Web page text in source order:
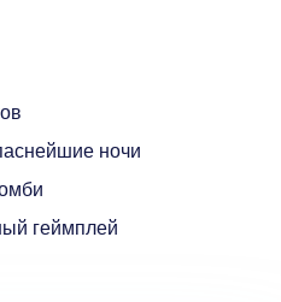
ночи
геймплей